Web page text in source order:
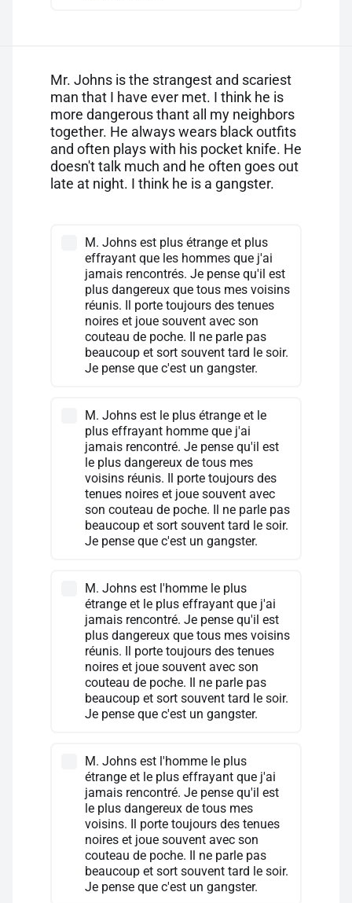
Mr. Johns is the strangest and scariest
man that I have ever met. I think he is
more dangerous thant all my neighbors
together. He always wears black outfits
and often plays with his pocket knife. He
doesn't talk much and he often goes out
late at night. I think he is a gangster.
M. Johns est plus étrange et plus
effrayant que les hommes que j'ai
jamais rencontrés. Je pense qu'il est
plus dangereux que tous mes voisins
réunis. Il porte toujours des tenues
noires et joue souvent avec son
couteau de poche. Il ne parle pas
beaucoup et sort souvent tard le soir.
Je pense que c'est un gangster.
M. Johns est le plus étrange et le
plus effrayant homme que j'ai
jamais rencontré. Je pense qu'il est
le plus dangereux de tous mes
voisins réunis. Il porte toujours des
tenues noires et joue souvent avec
son couteau de poche. Il ne parle pas
beaucoup et sort souvent tard le soir.
Je pense que c'est un gangster.
M. Johns est l'homme le plus
étrange et le plus effrayant que j'ai
jamais rencontré. Je pense qu'il est
plus dangereux que tous mes voisins
réunis. Il porte toujours des tenues
noires et joue souvent avec son
couteau de poche. Il ne parle pas
beaucoup et sort souvent tard le soir.
Je pense que c'est un gangster.
M. Johns est l'homme le plus
étrange et le plus effrayant que j'ai
jamais rencontré. Je pense qu'il est
le plus dangereux de tous mes
voisins. Il porte toujours des tenues
noires et joue souvent avec son
couteau de poche. Il ne parle pas
beaucoup et sort souvent tard le soir.
Je pense que c'est un gangster.